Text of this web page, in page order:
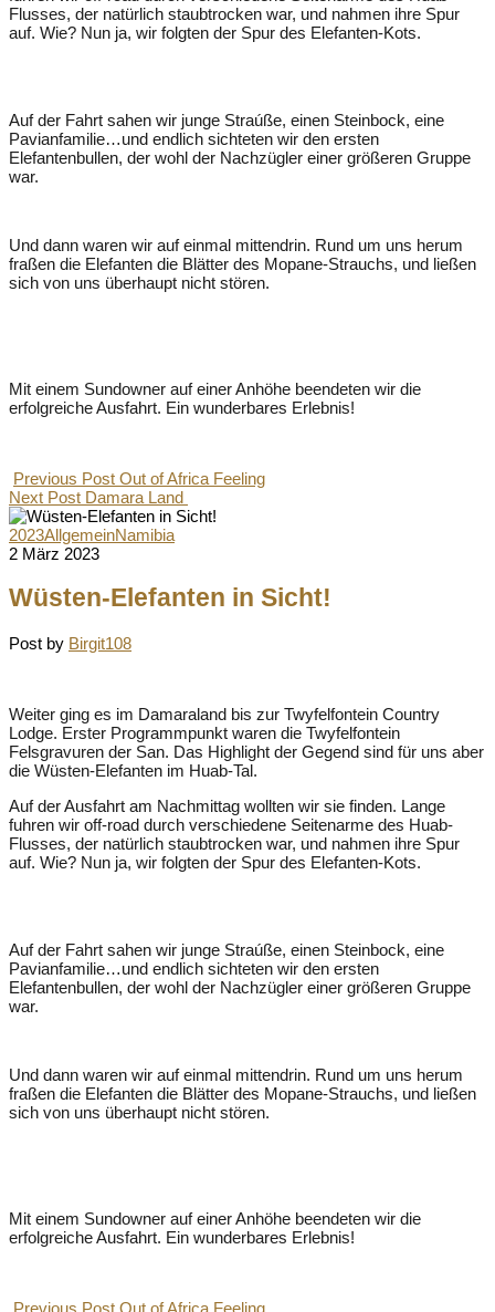
Flusses, der natürlich staubtrocken war, und nahmen ihre Spur
auf. Wie? Nun ja, wir folgten der Spur des Elefanten-Kots.
Auf der Fahrt sahen wir junge Straúße, einen Steinbock, eine
Pavianfamilie…und endlich sichteten wir den ersten
Elefantenbullen, der wohl der Nachzügler einer größeren Gruppe
war.
Und dann waren wir auf einmal mittendrin. Rund um uns herum
fraßen die Elefanten die Blätter des Mopane-Strauchs, und ließen
sich von uns überhaupt nicht stören.
Mit einem Sundowner auf einer Anhöhe beendeten wir die
erfolgreiche Ausfahrt. Ein wunderbares Erlebnis!
Previous Post Out of Africa Feeling
Next Post Damara Land
2023AllgemeinNamibia
2 März 2023
Wüsten-Elefanten in Sicht!
Post by Birgit108
Weiter ging es im Damaraland bis zur Twyfelfontein Country
Lodge. Erster Programmpunkt waren die Twyfelfontein
Felsgravuren der San. Das Highlight der Gegend sind für uns aber
die Wüsten-Elefanten im Huab-Tal.
Auf der Ausfahrt am Nachmittag wollten wir sie finden. Lange
fuhren wir off-road durch verschiedene Seitenarme des Huab-
Flusses, der natürlich staubtrocken war, und nahmen ihre Spur
auf. Wie? Nun ja, wir folgten der Spur des Elefanten-Kots.
Auf der Fahrt sahen wir junge Straúße, einen Steinbock, eine
Pavianfamilie…und endlich sichteten wir den ersten
Elefantenbullen, der wohl der Nachzügler einer größeren Gruppe
war.
Und dann waren wir auf einmal mittendrin. Rund um uns herum
fraßen die Elefanten die Blätter des Mopane-Strauchs, und ließen
sich von uns überhaupt nicht stören.
Mit einem Sundowner auf einer Anhöhe beendeten wir die
erfolgreiche Ausfahrt. Ein wunderbares Erlebnis!
Previous Post Out of Africa Feeling